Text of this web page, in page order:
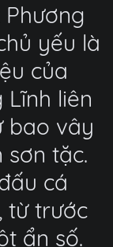
yếu là
của
liên
bao vây
tặc.
cá
từ trước
ẩn số.